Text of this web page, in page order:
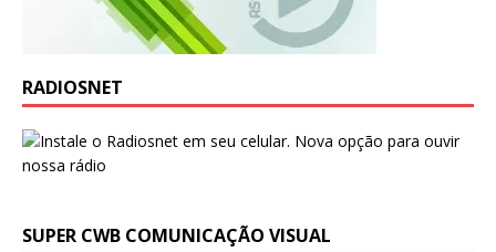
RADIOSNET
SUPER CWB COMUNICAÇÃO VISUAL